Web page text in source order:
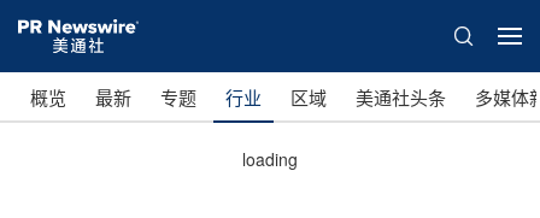
概览 最新 专题 行业 区域 美通社头条 多媒体
loading